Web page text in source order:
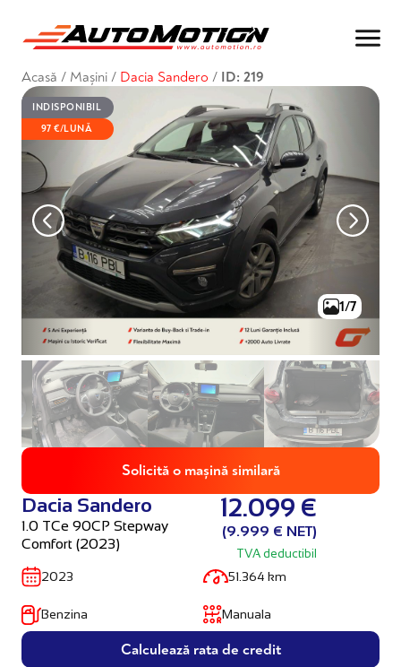
Acasă / Mașini / Dacia Sandero / ID: 219
INDISPONIBIL
97 €/LUNĂ
1/7
Solicită o mașină similară
Dacia Sandero
1.0 TCe 90CP Stepway
Comfort (2023)
12.099 €
(9.999 € NET)
TVA deductibil
2023 51.364 km
Benzina Manuala
Calculează rata de credit